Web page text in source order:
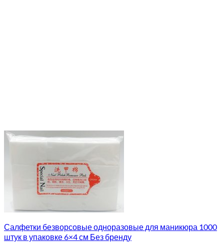
Салфетки безворсовые одноразовые для маникюра 1000
штук в упаковке 6×4 см Без бренду